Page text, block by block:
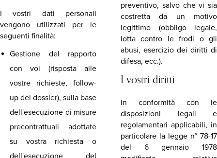
I vostri dati personali
vengono utilizzati per le
seguenti finalità:
Gestione del rapporto
con voi (risposta alle
vostre richieste, follow-
up del dossier), sulla base
dell'esecuzione di misure
precontrattuali adottate
su vostra richiesta o
dell'esecuzione del
preventivo, salvo che vi sia
costretta da un motivo
legittimo (obbligo legale,
lotta contro le frodi o gli
abusi, esercizio dei diritti di
difesa, ecc.).
I vostri diritti
In conformità con le
disposizioni legali e
regolamentari applicabili, in
particolare la legge n° 78-17
del 6 gennaio 1978